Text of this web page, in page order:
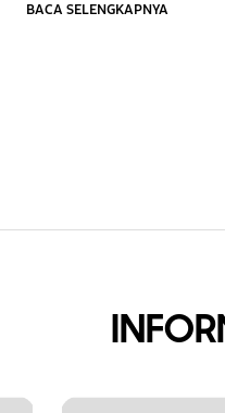
BACA SELENGKAPNYA